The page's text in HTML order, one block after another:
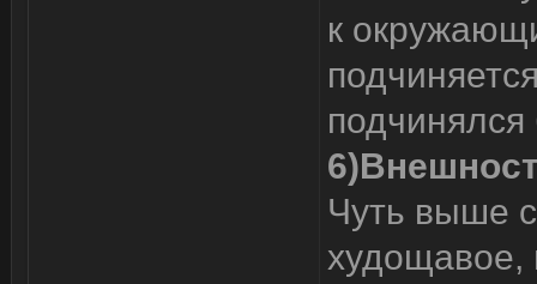
к
Чуть выше
худощавое,